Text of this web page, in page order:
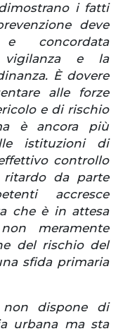
i fatti
deve
e concordata
vigilanza e la
È dovere
alle forze
e di rischio
è ancora più
istituzioni di
controllo
ritardo da parte
accresce
che è in attesa
meramente
del rischio del
sfida primaria
dispone di
urbana ma sta